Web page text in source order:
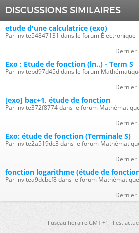
DISCUSSIONS SIMILAIRES
etude d'une calculatrice (exo)
Par invite54847131 dans le forum Électronique
Dernier
Exo : Etude de fonction (ln..) - Term S
Par invitebd97d45d dans le forum
Dernier
[exo] bac+1, étude de fonction
Par invite372f8774 dans le forum
Dernier
Exo: étude de fonction (Terminale S)
Par invite2a519dc3 dans le forum
Dernier
fonction logarithme (étude de
Par invitea9dcbcf8 dans le forum
Dernier
Fuseau horaire GMT +1. Il est